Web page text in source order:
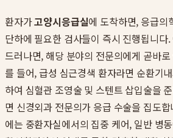
환자가고양시응급실에 도착하면, 응급의
단하에 필요한 검사들이 즉시 진행됩니다
드러나면, 해당 분야의 전문의에게 곧바
를 들어, 급성 심근경색 환자라면 순환기
하여 심혈관 조영술 및 스텐트 삽입술을
면 신경외과 전문의가 응급 수술을 집도
에는 중환자실에서의 집중 케어, 일반 병